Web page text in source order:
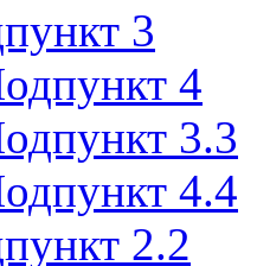
3
4
3.3
4.4
2.2